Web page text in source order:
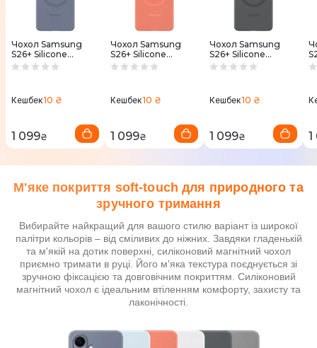
Чохол Samsung
S26+ Silicone
Magnet Blueviolet
Кешбек10 ₴
1 099₴
Чохол Samsung
S26+ Silicone
Magnet Coralred
Кешбек10 ₴
1 099₴
Чохол Samsung
S26+ Silicone
Magnet Black (EF-
Кешбек10 ₴
1 099₴
М'яке покриття soft-touch для природного та
зручного тримання
Вибирайте найкращий для вашого стилю варіант із широкої
палітри кольорів – від сміливих до ніжних. Завдяки гладенькій
та м'якій на дотик поверхні, силіконовий магнітний чохол
приємно тримати в руці. Його м'яка текстура поєднується зі
зручною фіксацією та довговічним покриттям. Силіконовий
магнітний чохол є ідеальним втіленням комфорту, захисту та
лаконічності.